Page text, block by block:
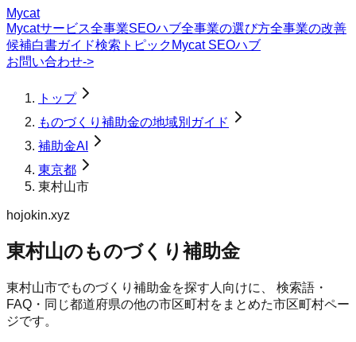
Mycat
Mycatサービス全事業SEOハブ全事業の選び方全事業の改善
候補白書ガイド検索トピック Mycat SEOハブ
お問い合わせ->
トップ
ものづくり補助金の地域別ガイド
補助金AI
東京都
東村山市
hojokin.xyz
東村山のものづくり補助金
東村山市でものづくり補助金を探す人向けに、 検索語・
FAQ・同じ都道府県の他の市区町村をまとめた市区町村ペー
ジです。